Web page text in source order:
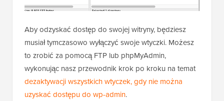
Aby odzyskać dostęp do swojej witryny, będziesz
musiał tymczasowo wyłączyć swoje wtyczki. Możesz
to zrobić za pomocą FTP lub phpMyAdmin,
wykonując nasz przewodnik krok po kroku na temat
dezaktywacji wszystkich wtyczek, gdy nie można
uzyskać dostępu do wp-admin.